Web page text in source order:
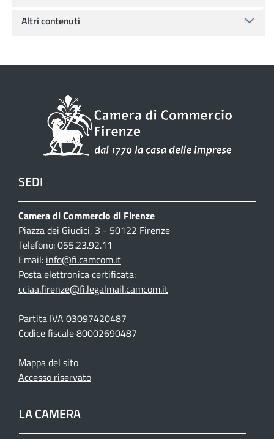
Altri contenuti
SEDI
Camera di Commercio di Firenze
Piazza dei Giudici, 3 - 50122 Firenze
Telefono: 055.23.92.11
Email: info@fi.camcom.it
Posta elettronica certificata:
cciaa.firenze@fi.legalmail.camcom.it
Partita IVA 03097420487
Codice fiscale 80002690487
Mappa del sito
Accesso riservato
LA CAMERA